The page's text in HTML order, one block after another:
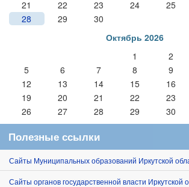
21
22 23 24 25
28
29
30
Октябрь 2026
1
2
5
6 7 8 9
12
13 14 15 16
19
20 21 22 23
26
27 28 29 30
Полезные ссылки
Сайты Муниципальных образований Иркутской
Сайты органов государственной власти Иркутской